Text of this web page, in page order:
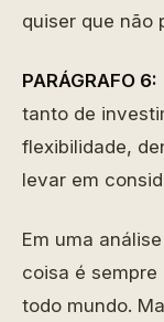
quiser que não
PARÁGRAFO 6:
tanto de
flexibilidade,
levar em
Em uma
coisa é
todo mundo.